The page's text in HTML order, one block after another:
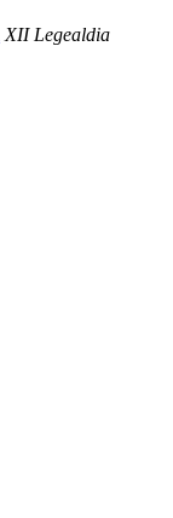
XII Legealdia